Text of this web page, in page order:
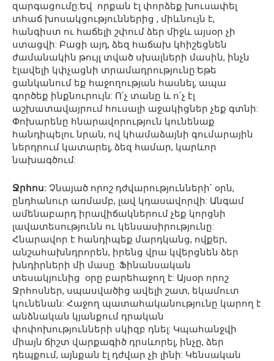
զարգացումը:Եվ որքան էլ փորձեք խուսափել
տհաճ խոսակցություններից , միևնույն է,
հանգիստ ու հաճելի շփում ձեր միջև այսօր չի
ստացվի: Բացի այդ, ձեզ հաճախ կհիշեցնեն
ժամանակին թույլ տված սխալների մասին, ինչն
էլավելի կփչացնի տրամադրությունը:Եթե
ցանկանում եք հաջողության հասնել, ապա
գործեք ինքնուրույն: Ո՛չ տանը և ո՛չ էլ
աշխատավայրում հուսալի աջակիցներ չեք գտնի:
Փոխարենը հնարավորություն կունենաք
հանդիպելու նրան, ով կհամաձայնի գումարային
ներդրում կատարել, ձեզ համար, կարևոր
նախագծում:
Ջրհոս: Չնայած որոշ դժվարությունների՝ օրն,
ընդհանուր առմամբ, լավ կդասավորվի: Անգամ
ամենաբարդ իրավիճակներում չեք կորցնի
լավատեսությունն ու կենսասիրությունը:
Հնարավոր է հանդիպեք մարդկանց, ովքեր,
անշահախնդրորեն, իրենց վրա կվերցնեն ձեր
խնդիրների մի մասը :Ֆինանսական
տեսակյունից օրը բարեհաջող է: Այսօր որոշ
Ջրհոսներ, սպասվածից ավելի շատ, եկամուտ
կունենան: Հաջող պատահականությունը կարող է
անձնական կյանքում դրական
փոփոխությունների սկիզբ դնել: Կպահանջվի
միայն ճիշտ վարքագիծ դրսևորել, ինչը, ձեր
դեպքում, այնքան էլ դժվար չի լինի: Կենսական